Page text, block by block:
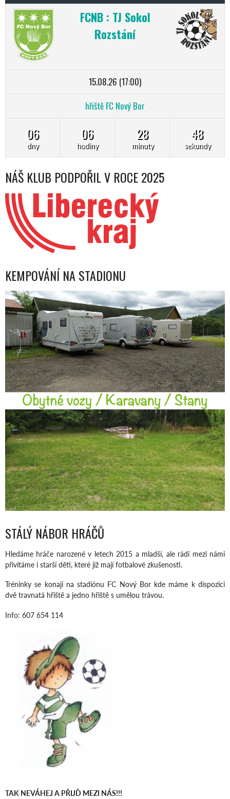
FCNB : TJ Sokol
Rozstání
15.08.26 (17:00)
hřiště FC Nový Bor
06
dny
06
hodiny
28
minuty
47
sekundy
NÁŠ KLUB PODPOŘIL V ROCE 2025
KEMPOVÁNÍ NA STADIONU
STÁLÝ NÁBOR HRÁČŮ
Hledáme hráče narozené v letech 2015 a mladší, ale rádi mezi námi
přivítáme i starší děti, které již mají fotbalové zkušenosti.
Tréninky se konají na stadiónu FC Nový Bor kde máme k dispozici
dvě travnatá hřiště a jedno hřiště s umělou trávou.
Info: 607 654 114
TAK NEVÁHEJ A PŘIJĎ MEZI NÁS!!!